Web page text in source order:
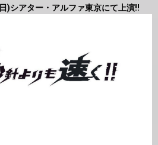
)シアター・アルファ東京にて上演!!